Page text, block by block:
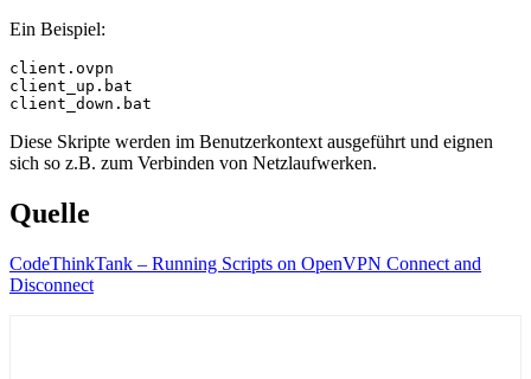
Ein Beispiel:
client.ovpn
client_up.bat
client_down.bat
Diese Skripte werden im Benutzerkontext ausgeführt und eignen
sich so z.B. zum Verbinden von Netzlaufwerken.
Quelle
CodeThinkTank – Running Scripts on OpenVPN Connect and
Disconnect